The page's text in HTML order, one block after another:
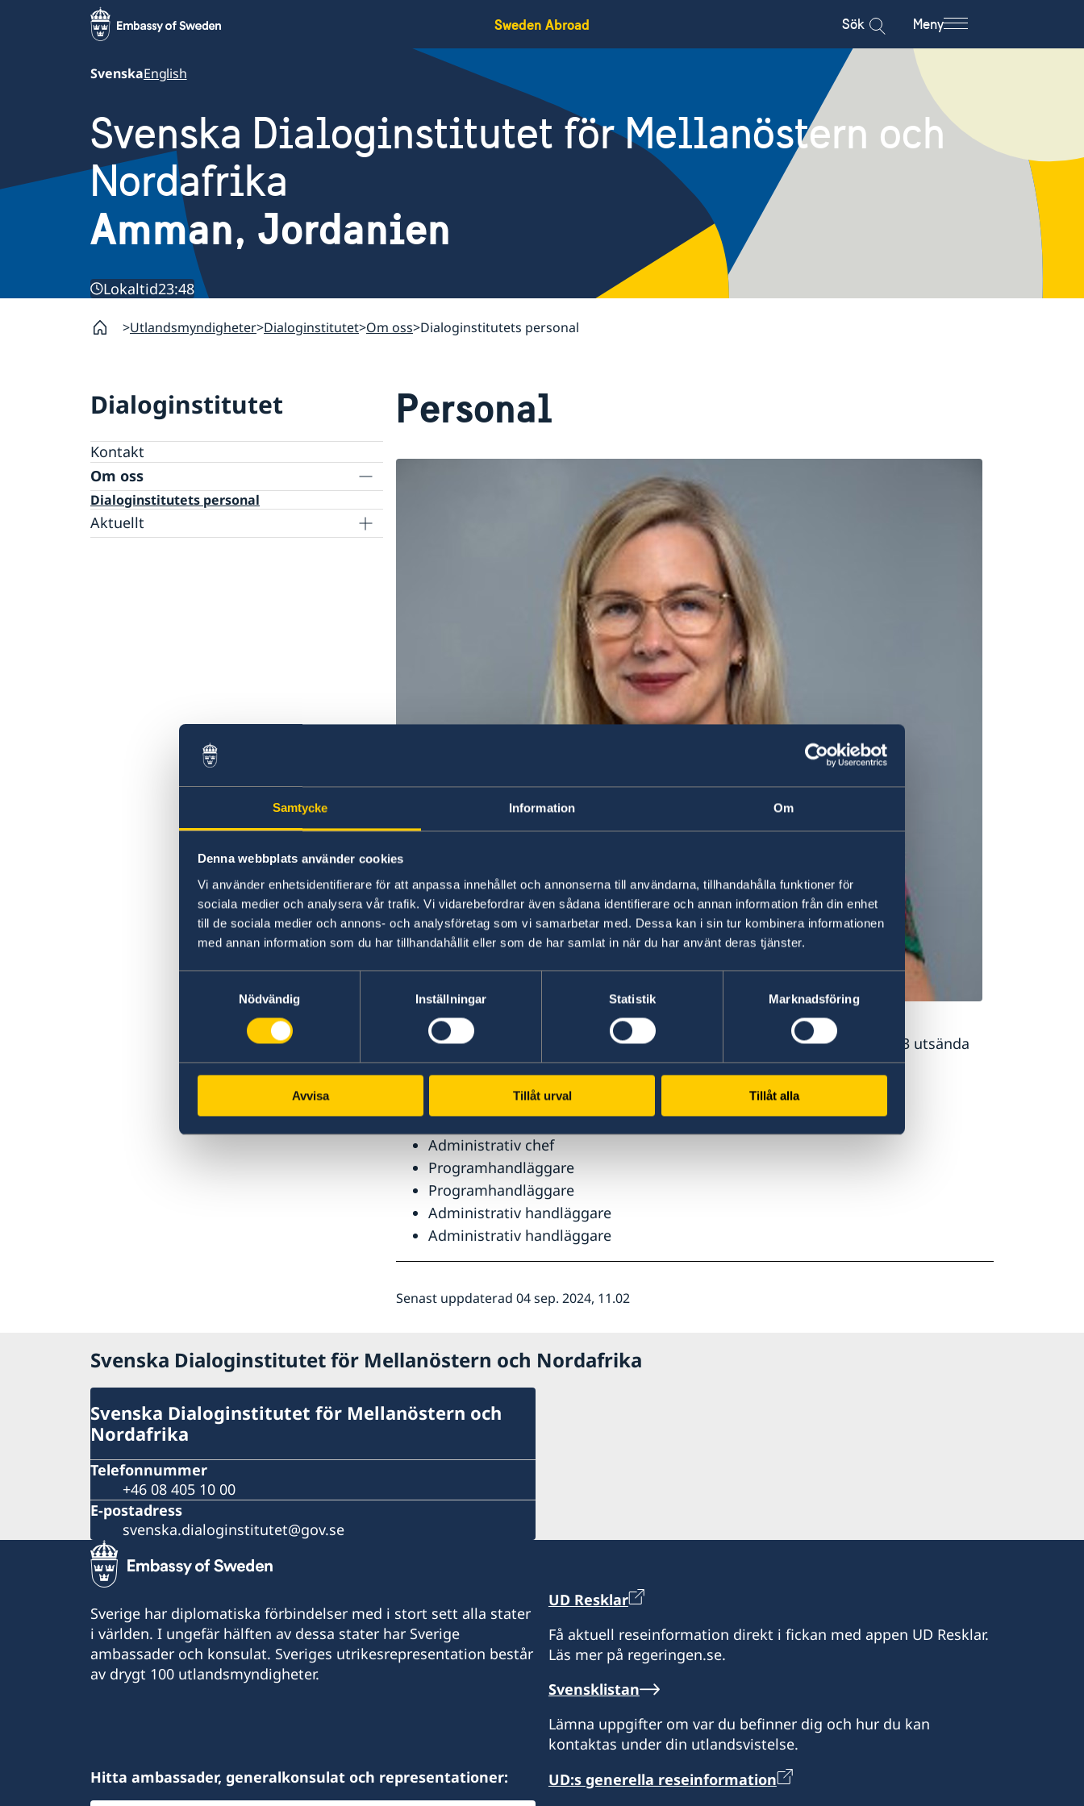
Samtycke Information Om
Denna webbplats använder cookies
Vi använder enhetsidentifierare för att anpassa innehållet och annonserna till användarna, tillhandahålla funktioner för
sociala medier och analysera vår trafik. Vi vidarebefordrar även sådana identifierare och annan information från din enhet
till de sociala medier och annons- och analysföretag som vi samarbetar med. Dessa kan i sin tur kombinera informationen
med annan information som du har tillhandahållit eller som de har samlat in när du har använt deras tjänster.
Nödvändig
Inställningar Statistik Marknadsföring
Avvisa Tillåt urval Tillåt alla
Sweden Abroad Sök Meny
SvenskaEnglish
Svenska Dialoginstitutet för Mellanöstern och
Nordafrika
Amman, Jordanien
Lokaltid23:48
Utlandsmyndigheter Dialoginstitutet Om oss Dialoginstitutets personal
Dialoginstitutet
Kontakt
Om oss
Dialoginstitutets personal
Aktuellt
Personal
Ann Måwe Direktör för Svenska Dialoginstitutet
Svenska Dialoginstitutet för Mellanöstern och Nordafrika har 7 anställda, 3 utsända
diplomater och 4 lokalanställda.
Direktör Ann Måwe
Biträdande direktör
Administrativ chef
Programhandläggare
Programhandläggare
Administrativ handläggare
Administrativ handläggare
Senast uppdaterad 04 sep. 2024, 11.02
Svenska Dialoginstitutet för Mellanöstern och Nordafrika
Svenska Dialoginstitutet för Mellanöstern och
Nordafrika
Telefonnummer
+46 08 405 10 00
E-postadress
svenska.dialoginstitutet@gov.se
Sverige har diplomatiska förbindelser med i stort sett alla stater
i världen. I ungefär hälften av dessa stater har Sverige
ambassader och konsulat. Sveriges utrikesrepresentation består
av drygt 100 utlandsmyndigheter.
Hitta ambassader, generalkonsulat och representationer:
UD Resklar
Få aktuell reseinformation direkt i fickan med appen UD Resklar.
Läs mer på regeringen.se.
Svensklistan
Lämna uppgifter om var du befinner dig och hur du kan
kontaktas under din utlandsvistelse.
UD:s generella reseinformation